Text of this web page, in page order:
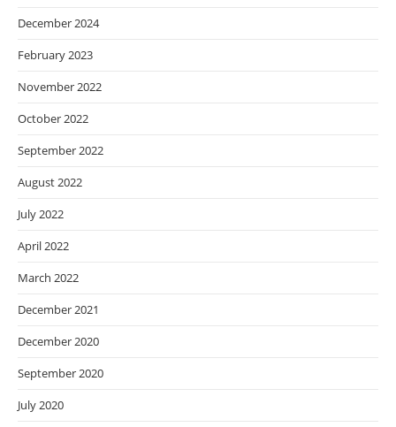
December 2024
February 2023
November 2022
October 2022
September 2022
August 2022
July 2022
April 2022
March 2022
December 2021
December 2020
September 2020
July 2020